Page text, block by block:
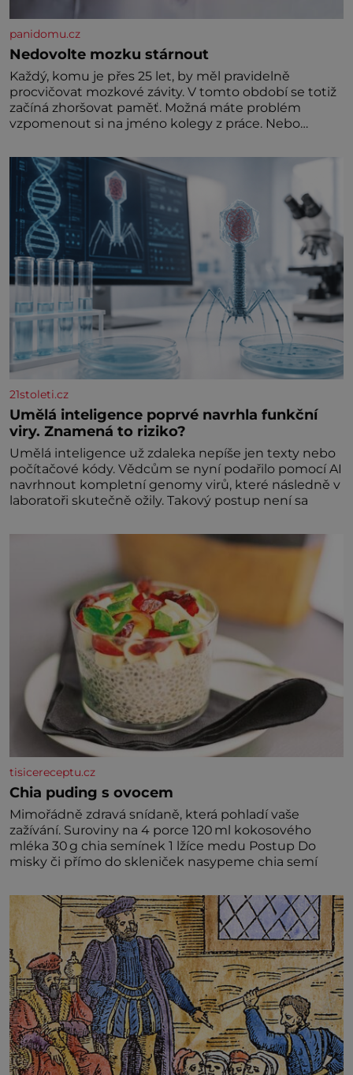
panidomu.cz
Nedovolte mozku stárnout
Každý, komu je přes 25 let, by měl pravidelně
procvičovat mozkové závity. V tomto období se totiž
začíná zhoršovat paměť. Možná máte problém
vzpomenout si na jméno kolegy z práce. Nebo
nedávno přečetli. Je to opravdu tak, s věkem jako
kdyby se paměť rozhodla stávkovat. Cvičte
21stoleti.cz
Umělá inteligence poprvé navrhla funkční
viry. Znamená to riziko?
Umělá inteligence už zdaleka nepíše jen texty nebo
počítačové kódy. Vědcům se nyní podařilo pomocí AI
navrhnout kompletní genomy virů, které následně v
laboratoři skutečně ožily. Takový postup není sa
tisicereceptu.cz
Chia puding s ovocem
Mimořádně zdravá snídaně, která pohladí vaše
zažívání. Suroviny na 4 porce 120 ml kokosového
mléka 30 g chia semínek 1 lžíce medu Postup Do
misky či přímo do skleniček nasypeme chia semí